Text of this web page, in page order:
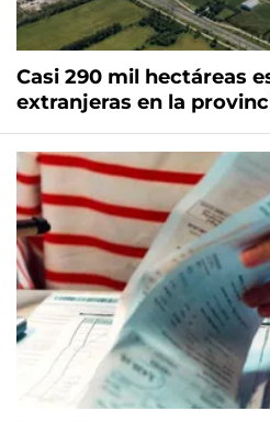
Casi 290 mil hectáreas
extranjeras en la